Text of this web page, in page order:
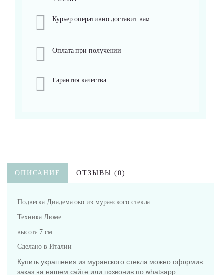
Курьер оперативно доставит вам
Оплата при получении
Гарантия качества
ОПИСАНИЕ ОТЗЫВЫ (0)
Подвеска Диадема око из муранского стекла
Техника Люме
высота 7 см
Сделано в Италии
Купить украшения из муранского стекла можно оформив
заказ на нашем сайте или позвонив по whatsapp